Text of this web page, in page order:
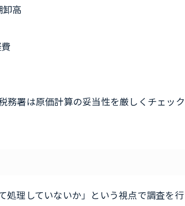
高
務署は原価計算の妥当性を厳しくチェック
処理していないか」という視点で調査を行